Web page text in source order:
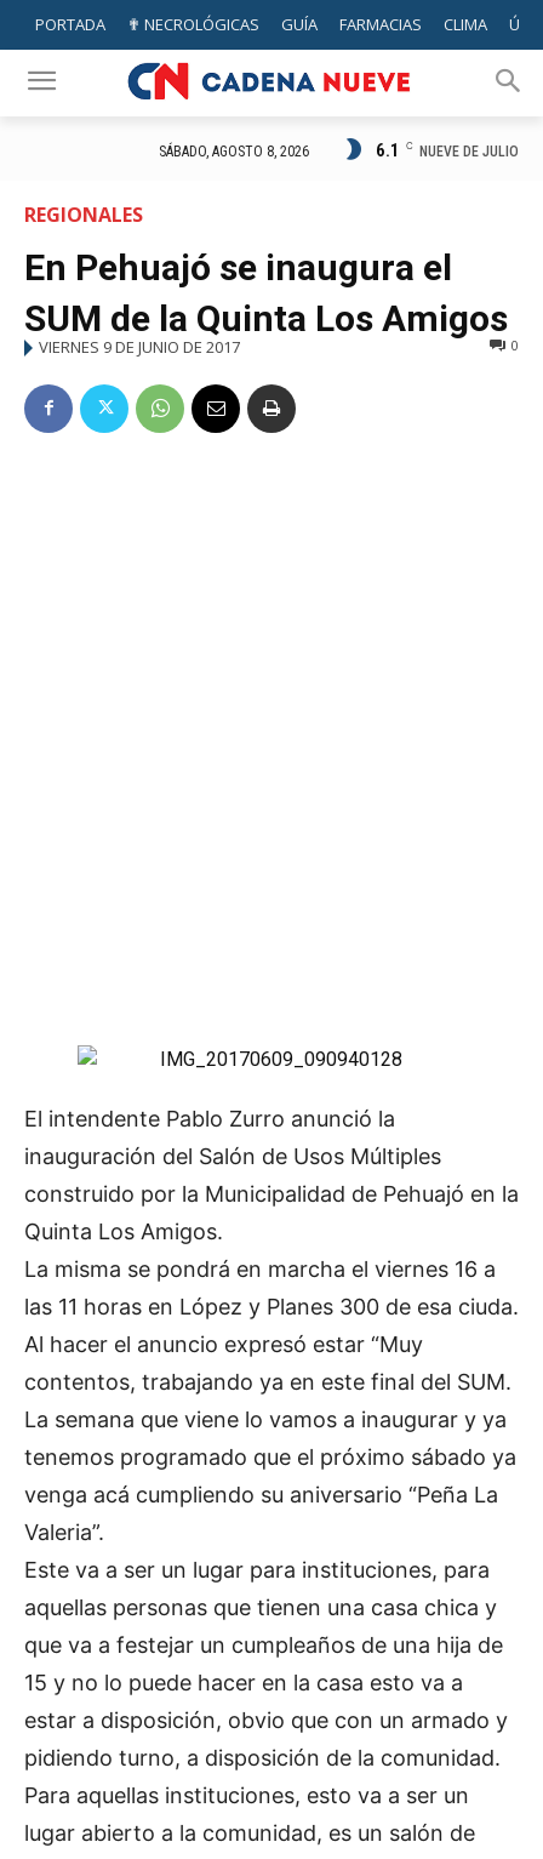
PORTADA ✟ NECROLÓGICAS GUÍA FARMACIAS CLIMA
SÁBADO, AGOSTO 8, 2026 6.1 C NUEVE DE JULIO
REGIONALES
En Pehuajó se inaugura el
SUM de la Quinta Los Amigos
VIERNES 9 DE JUNIO DE 2017 0
El intendente Pablo Zurro anunció la
inauguración del Salón de Usos Múltiples
construido por la Municipalidad de Pehuajó en la
Quinta Los Amigos.
La misma se pondrá en marcha el viernes 16 a
las 11 horas en López y Planes 300 de esa ciuda.
Al hacer el anuncio expresó estar “Muy
contentos, trabajando ya en este final del SUM.
La semana que viene lo vamos a inaugurar y ya
tenemos programado que el próximo sábado ya
venga acá cumpliendo su aniversario “Peña La
Valeria”.
Este va a ser un lugar para instituciones, para
aquellas personas que tienen una casa chica y
que va a festejar un cumpleaños de una hija de
15 y no lo puede hacer en la casa esto va a
estar a disposición, obvio que con un armado y
pidiendo turno, a disposición de la comunidad.
Para aquellas instituciones, esto va a ser un
lugar abierto a la comunidad, es un salón de